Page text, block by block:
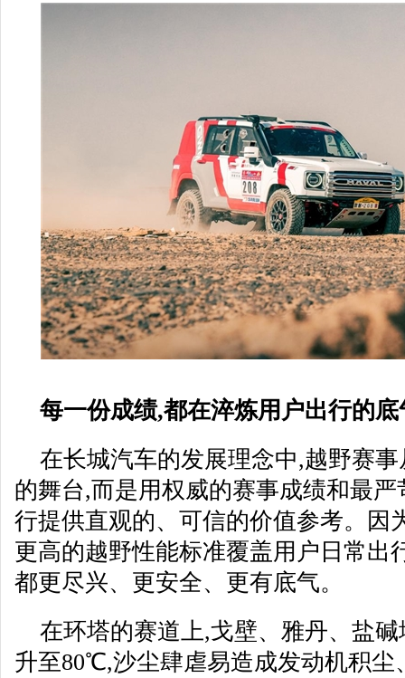
每一份成绩,都在淬炼用户出行的底
在长城汽车的发展理念中,越野赛
的舞台,而是用权威的赛事成绩和最
行提供直观的、可信的价值参考。因
更高的越野性能标准覆盖用户日常出
都更尽兴、更安全、更有底气。
在环塔的赛道上,戈壁、雅丹、盐
升至80℃,沙尘肆虐易造成发动机积尘